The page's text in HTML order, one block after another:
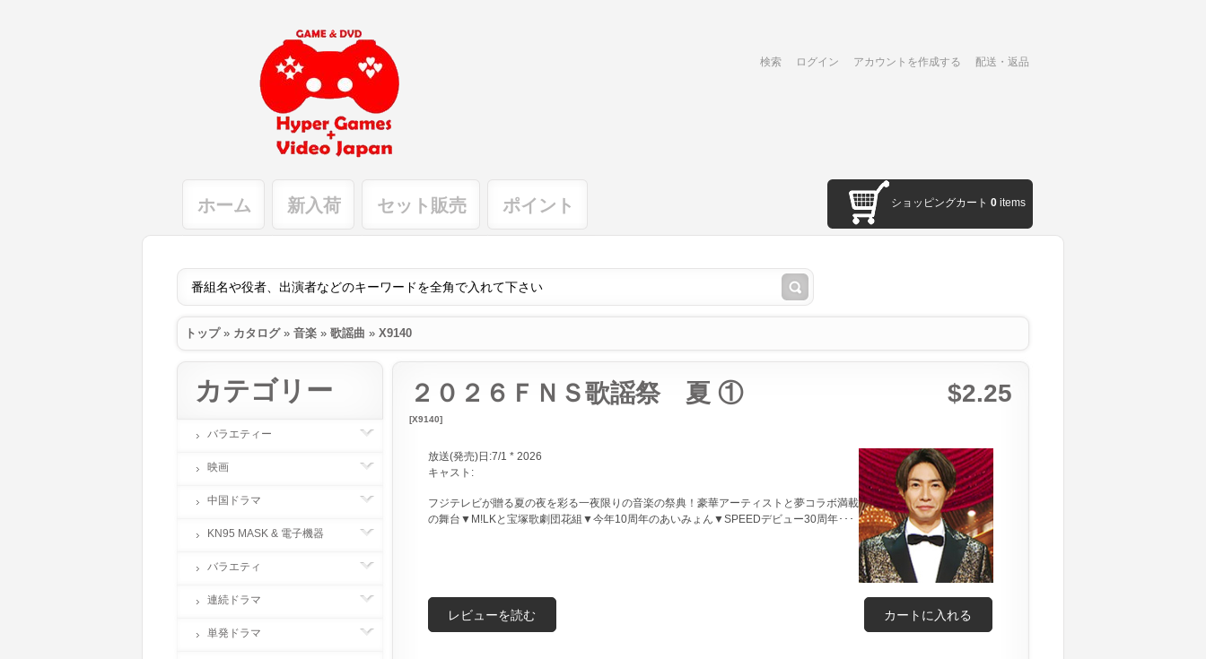
検索 ログイン アカウントを作成する 配送・返品
ホーム 新入荷 セット販売 ポイント ショッピングカート 0 items
トップ» カタログ» 音楽 » 歌謡曲 » X9140
$2.25
２０２６ＦＮＳ歌謡祭 夏 ①
[X9140]
放送(発売)日:7/1 * 2026
キャスト:
フジテレビが贈る夏の夜を彩る一夜限りの音楽の祭典！豪華アーティストと夢コラボ満載
の舞台▼M!LKと宝塚歌劇団花組▼今年10周年のあいみょん▼SPEEDデビュー30周年･･･
カートに入れる
レビューを読む
カテゴリー
バラエティー
映画
中国ドラマ
KN95 MASK & 電子機器
バラエティ
連続ドラマ
単発ドラマ